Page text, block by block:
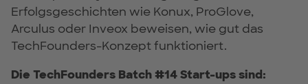
Erfolgsgeschichten wie Konux, ProGlove,
Arculus oder Inveox beweisen, wie gut das
TechFounders-Konzept funktioniert.
Die TechFounders Batch #14 Start-ups sind: